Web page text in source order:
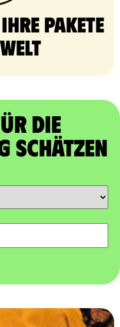
Pakete
die
schätzen